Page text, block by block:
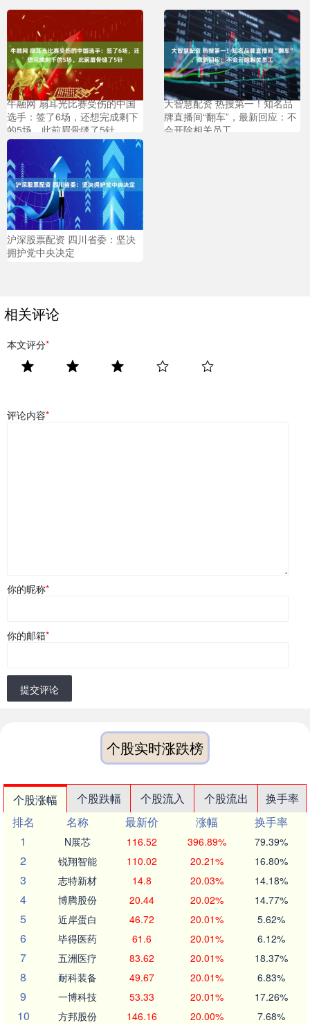
牛融网 扇耳光比赛受伤的中国
选手：签了6场，还想完成剩下
的5场，此前眉骨缝了5针
大智慧配资 热搜第一！知名品
牌直播间“翻车”，最新回应：不
会开除相关员工
沪深股票配资 四川省委：坚决
拥护党中央决定
相关评论
本文评分*
评论内容*
你的昵称*
你的邮箱*
提交评论
个股实时涨跌榜
个股涨幅 个股跌幅 个股流入 个股流出
换手率
排名
名称 最新价 涨幅
换手率
1
N展芯 116.52 396.89% 79.39%
2 锐翔智能 110.02 20.21% 16.80%
3 志特新材 14.8 20.03% 14.18%
4 博腾股份 20.44 20.02% 14.77%
5 近岸蛋白 46.72 20.01% 5.62%
6 毕得医药 61.6 20.01% 6.12%
7 五洲医疗 83.62 20.01% 18.37%
8 耐科装备 49.67 20.01% 6.83%
9 一博科技 53.33 20.01% 17.26%
10 方邦股份 146.16 20.00% 7.68%